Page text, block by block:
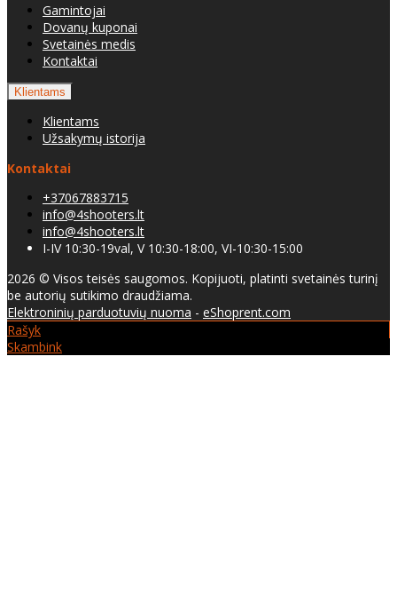
Gamintojai
Dovanų kuponai
Svetainės medis
Kontaktai
Klientams
Klientams
Užsakymų istorija
Kontaktai
+37067883715
info@4shooters.lt
info@4shooters.lt
I-IV 10:30-19val, V 10:30-18:00, VI-10:30-15:00
2026 © Visos teisės saugomos. Kopijuoti, platinti svetainės turinį
be autorių sutikimo draudžiama.
Elektroninių parduotuvių nuoma - eShoprent.com
Rašyk
Skambink